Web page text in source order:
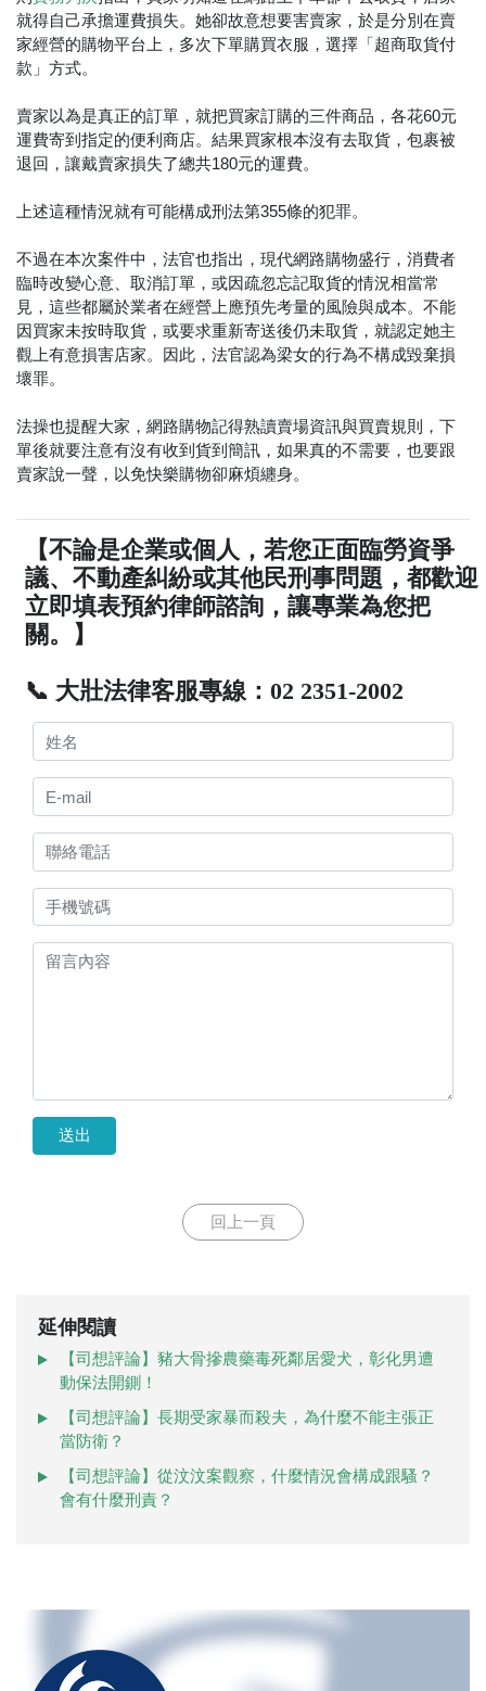
就得自己承擔運費損失。她卻故意想要害賣家，於是分別在賣
家經營的購物平台上，多次下單購買衣服，選擇「超商取貨付
款」方式。
賣家以為是真正的訂單，就把買家訂購的三件商品，各花60元
運費寄到指定的便利商店。結果買家根本沒有去取貨，包裹被
退回，讓戴賣家損失了總共180元的運費。
上述這種情況就有可能構成刑法第355條的犯罪。
不過在本次案件中，法官也指出，現代網路購物盛行，消費者
臨時改變心意、取消訂單，或因疏忽忘記取貨的情況相當常
見，這些都屬於業者在經營上應預先考量的風險與成本。不能
因買家未按時取貨，或要求重新寄送後仍未取貨，就認定她主
觀上有意損害店家。因此，法官認為梁女的行為不構成毀棄損
壞罪。
法操也提醒大家，網路購物記得熟讀賣場資訊與買賣規則，下
單後就要注意有沒有收到貨到簡訊，如果真的不需要，也要跟
賣家說一聲，以免快樂購物卻麻煩纏身。
【不論是企業或個人，若您正面臨勞資爭
議、不動產糾紛或其他民刑事問題，都歡迎
立即填表預約律師諮詢，讓專業為您把
關。】
📞 大壯法律客服專線：02 2351-2002
送出
回上一頁
延伸閱讀
【司想評論】豬大骨摻農藥毒死鄰居愛犬，彰化男遭
動保法開鍘！
【司想評論】長期受家暴而殺夫，為什麼不能主張正
當防衛？
【司想評論】從汶汶案觀察，什麼情況會構成跟騷？
會有什麼刑責？